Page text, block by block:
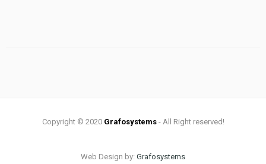
Copyright © 2020 Grafosystems- All Right reserved!
Web Design by: Grafosystems